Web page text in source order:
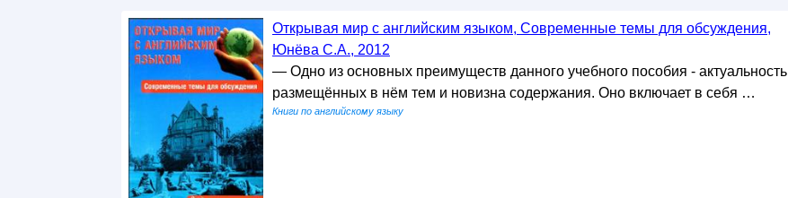
Открывая мир с английским языком, Современные темы для обсуждения,
Юнёва С.А., 2012
— Одно из основных преимуществ данного учебного пособия - актуальность
размещённых в нём тем и новизна содержания. Оно включает в себя …
Книги по английскому языку